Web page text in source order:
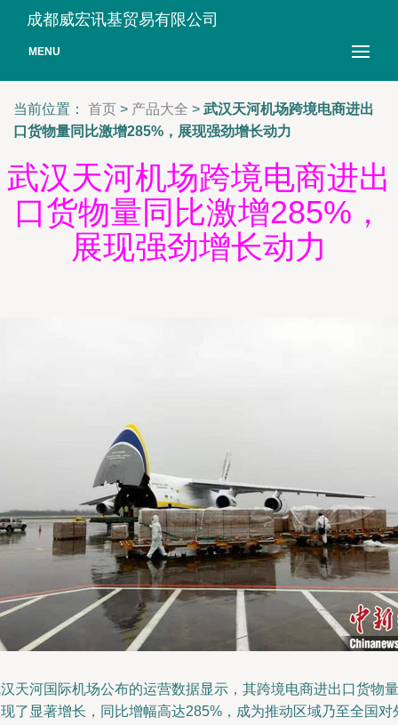
成都威宏讯基贸易有限公司
MENU
当前位置： 首页 > 产品大全 > 武汉天河机场跨境电商进出
口货物量同比激增285%，展现强劲增长动力
武汉天河机场跨境电商进出
口货物量同比激增285%，
展现强劲增长动力
天河国际机场公布的运营数据显示，其跨境电商进出口货物量
了显著增长，同比增幅高达285%，成为推动区域乃至全国对